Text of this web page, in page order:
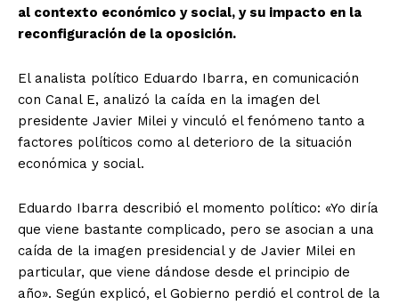
al contexto económico y social, y su impacto en la
reconfiguración de la oposición.
El analista político Eduardo Ibarra, en comunicación
con Canal E, analizó la caída en la imagen del
presidente Javier Milei y vinculó el fenómeno tanto a
factores políticos como al deterioro de la situación
económica y social.
Eduardo Ibarra describió el momento político: «Yo diría
que viene bastante complicado, pero se asocian a una
caída de la imagen presidencial y de Javier Milei en
particular, que viene dándose desde el principio de
año». Según explicó, el Gobierno perdió el control de la